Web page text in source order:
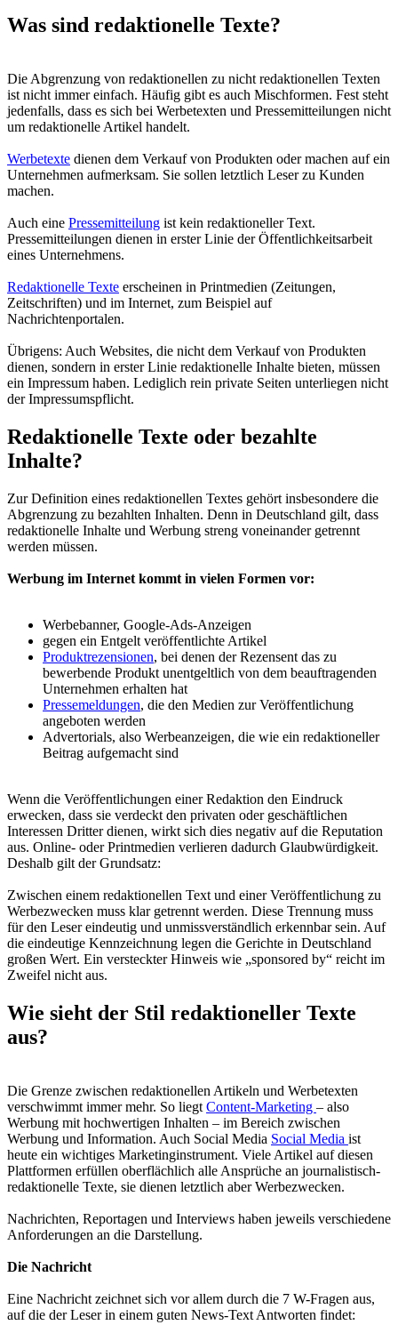
Was sind redaktionelle Texte?
Die Abgrenzung von redaktionellen zu nicht redaktionellen Texten
ist nicht immer einfach. Häufig gibt es auch Mischformen. Fest steht
jedenfalls, dass es sich bei Werbetexten und Pressemitteilungen nicht
um redaktionelle Artikel handelt.
Werbetexte dienen dem Verkauf von Produkten oder machen auf ein
Unternehmen aufmerksam. Sie sollen letztlich Leser zu Kunden
machen.
Auch eine Pressemitteilung ist kein redaktioneller Text.
Pressemitteilungen dienen in erster Linie der Öffentlichkeitsarbeit
eines Unternehmens.
Redaktionelle Texte erscheinen in Printmedien (Zeitungen,
Zeitschriften) und im Internet, zum Beispiel auf
Nachrichtenportalen.
Übrigens: Auch Websites, die nicht dem Verkauf von Produkten
dienen, sondern in erster Linie redaktionelle Inhalte bieten, müssen
ein Impressum haben. Lediglich rein private Seiten unterliegen nicht
der Impressumspflicht.
Redaktionelle Texte oder bezahlte
Inhalte?
Zur Definition eines redaktionellen Textes gehört insbesondere die
Abgrenzung zu bezahlten Inhalten. Denn in Deutschland gilt, dass
redaktionelle Inhalte und Werbung streng voneinander getrennt
werden müssen.
Werbung im Internet kommt in vielen Formen vor:
Werbebanner, Google-Ads-Anzeigen
gegen ein Entgelt veröffentlichte Artikel
Produktrezensionen, bei denen der Rezensent das zu
bewerbende Produkt unentgeltlich von dem beauftragenden
Unternehmen erhalten hat
Pressemeldungen, die den Medien zur Veröffentlichung
angeboten werden
Advertorials, also Werbeanzeigen, die wie ein redaktioneller
Beitrag aufgemacht sind
Wenn die Veröffentlichungen einer Redaktion den Eindruck
erwecken, dass sie verdeckt den privaten oder geschäftlichen
Interessen Dritter dienen, wirkt sich dies negativ auf die Reputation
aus. Online- oder Printmedien verlieren dadurch Glaubwürdigkeit.
Deshalb gilt der Grundsatz:
Zwischen einem redaktionellen Text und einer Veröffentlichung zu
Werbezwecken muss klar getrennt werden. Diese Trennung muss
für den Leser eindeutig und unmissverständlich erkennbar sein. Auf
die eindeutige Kennzeichnung legen die Gerichte in Deutschland
großen Wert. Ein versteckter Hinweis wie „sponsored by“ reicht im
Zweifel nicht aus.
Wie sieht der Stil redaktioneller Texte
aus?
Die Grenze zwischen redaktionellen Artikeln und Werbetexten
verschwimmt immer mehr. So liegt Content-Marketing – also
Werbung mit hochwertigen Inhalten – im Bereich zwischen
Werbung und Information. Auch Social Media Social Media ist
heute ein wichtiges Marketinginstrument. Viele Artikel auf diesen
Plattformen erfüllen oberflächlich alle Ansprüche an journalistisch-
redaktionelle Texte, sie dienen letztlich aber Werbezwecken.
Nachrichten, Reportagen und Interviews haben jeweils verschiedene
Anforderungen an die Darstellung.
Die Nachricht
Eine Nachricht zeichnet sich vor allem durch die 7 W-Fragen aus,
auf die der Leser in einem guten News-Text Antworten findet: